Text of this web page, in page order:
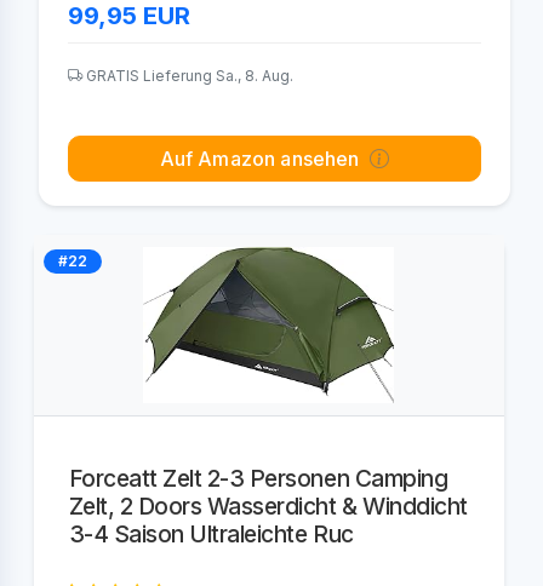
99,95 EUR
GRATIS Lieferung Sa., 8. Aug.
Auf Amazon ansehen
#22
Forceatt Zelt 2-3 Personen Camping
Zelt, 2 Doors Wasserdicht & Winddicht
3-4 Saison Ultraleichte Ruc